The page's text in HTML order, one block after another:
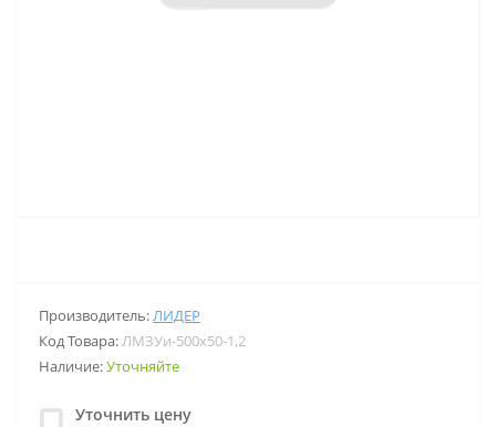
Производитель:ЛИДЕР
Код Товара:ЛМЗУи-500х50-1,2
Наличие:Уточняйте
Уточнить цену